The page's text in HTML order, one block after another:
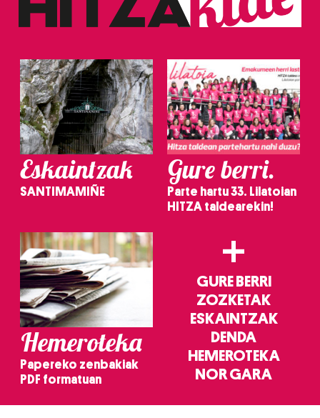
erabiltzeko baimen esplizitua ematen diguzu.
Gehiago
irakurri
Eskaintzak
SANTIMAMIÑE
Gure berri.
Parte hartu 33. Lilatoian
HITZA taldearekin!
Hemeroteka
Papereko zenbakiak
PDF formatuan
+
GURE BERRI
ZOZKETAK
ESKAINTZAK
DENDA
HEMEROTEKA
NOR GARA